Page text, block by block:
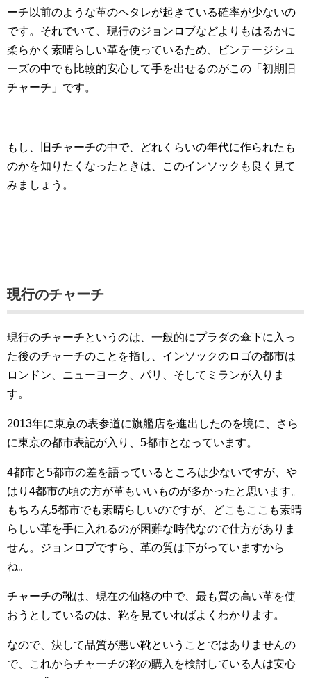
ーチ以前のような革のヘタレが起きている確率が少ないの
です。それでいて、現行のジョンロブなどよりもはるかに
柔らかく素晴らしい革を使っているため、ビンテージシュ
ーズの中でも比較的安心して手を出せるのがこの「初期旧
チャーチ」です。
もし、旧チャーチの中で、どれくらいの年代に作られたも
のかを知りたくなったときは、このインソックも良く見て
みましょう。
現行のチャーチ
現行のチャーチというのは、一般的にプラダの傘下に入っ
た後のチャーチのことを指し、インソックのロゴの都市は
ロンドン、ニューヨーク、パリ、そしてミランが入りま
す。
2013年に東京の表参道に旗艦店を進出したのを境に、さら
に東京の都市表記が入り、5都市となっています。
4都市と5都市の差を語っているところは少ないですが、や
はり4都市の頃の方が革もいいものが多かったと思います。
もちろん5都市でも素晴らしいのですが、どこもここも素晴
らしい革を手に入れるのが困難な時代なので仕方がありま
せん。ジョンロブですら、革の質は下がっていますから
ね。
チャーチの靴は、現在の価格の中で、最も質の高い革を使
おうとしているのは、靴を見ていればよくわかります。
なので、決して品質が悪い靴ということではありませんの
で、これからチャーチの靴の購入を検討している人は安心